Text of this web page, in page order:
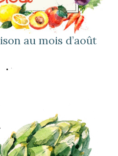
au mois d’août